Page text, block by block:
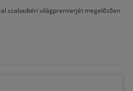
szabadtéri világpremierjét megelőzően